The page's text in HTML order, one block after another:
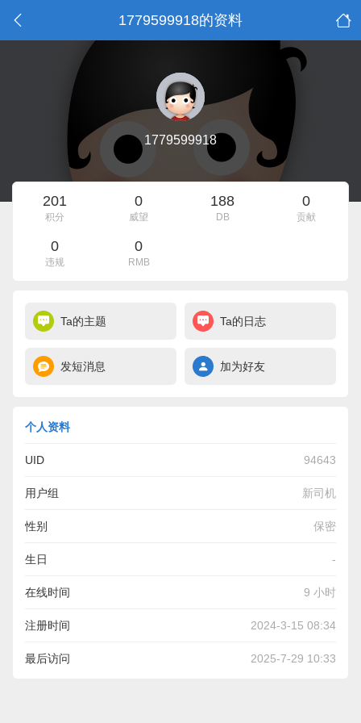
1779599918的资料
1779599918
201
积分
0
威望
188
DB
0
贡献
0
违规
0
RMB
Ta的主题 Ta的日志
发短消息 加为好友
个人资料
UID 94643
用户组 新司机
性别 保密
生日 -
在线时间 9 小时
注册时间 2024-3-15 08:34
最后访问 2025-7-29 10:33